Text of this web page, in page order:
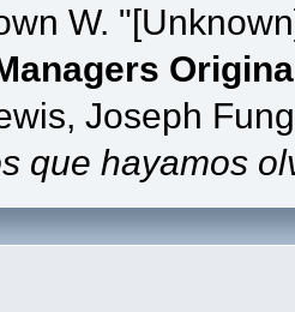
W.
Joseph
que hayamos